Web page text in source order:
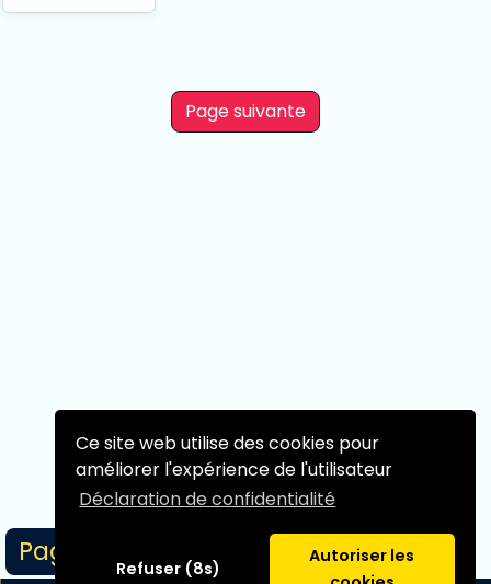
Ce site web utilise des cookies pour
améliorer l'expérience de l'utilisateur
Déclaration de confidentialité
Refuser (8s)
Autoriser les
Page 1/1
Page suivante